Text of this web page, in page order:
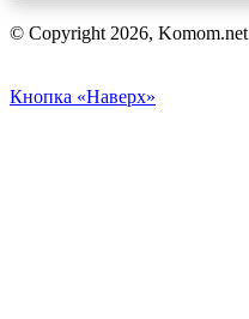
© Copyright 2026, Komom.net
Кнопка «Наверх»